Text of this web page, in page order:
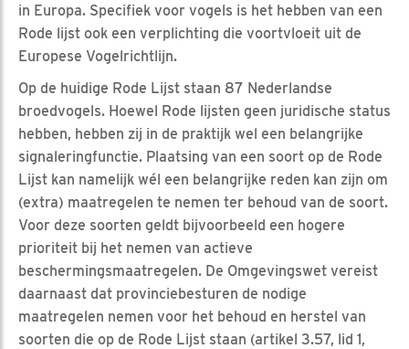
in Europa. Specifiek voor vogels is het hebben van een
Rode lijst ook een verplichting die voortvloeit uit de
Europese Vogelrichtlijn.
Op de huidige Rode Lijst staan 87 Nederlandse
broedvogels. Hoewel Rode lijsten geen juridische status
hebben, hebben zij in de praktijk wel een belangrijke
signaleringfunctie. Plaatsing van een soort op de Rode
Lijst kan namelijk wél een belangrijke reden kan zijn om
(extra) maatregelen te nemen ter behoud van de soort.
Voor deze soorten geldt bijvoorbeeld een hogere
prioriteit bij het nemen van actieve
beschermingsmaatregelen. De Omgevingswet vereist
daarnaast dat provinciebesturen de nodige
maatregelen nemen voor het behoud en herstel van
soorten die op de Rode Lijst staan (artikel 3.57, lid 1,